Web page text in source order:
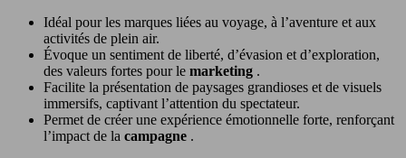
Idéal pour les marques liées au voyage, à l’aventure et aux
activités de plein air.
Évoque un sentiment de liberté, d’évasion et d’exploration,
des valeurs fortes pour le marketing .
Facilite la présentation de paysages grandioses et de visuels
immersifs, captivant l’attention du spectateur.
Permet de créer une expérience émotionnelle forte, renforçant
l’impact de la campagne .